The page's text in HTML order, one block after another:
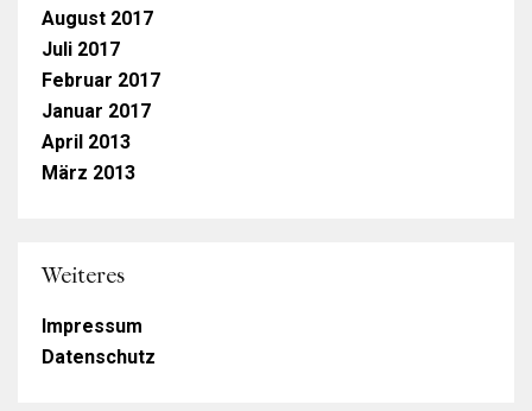
August 2017
Juli 2017
Februar 2017
Januar 2017
April 2013
März 2013
Weiteres
Impressum
Datenschutz